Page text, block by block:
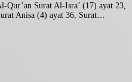
Surat Al-Isra’ (17) ayat 23,
Anisa (4) ayat 36, Surat…